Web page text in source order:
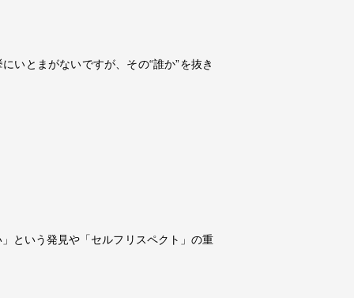
いとまがないですが、その“誰か”を抜き
という発見や「セルフリスペクト」の重